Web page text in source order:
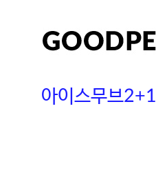
아이스무브2+1